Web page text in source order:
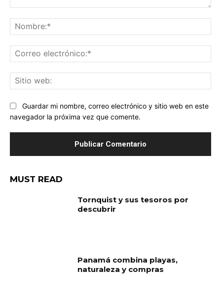
Guardar mi nombre, correo electrónico y sitio web en este
navegador la próxima vez que comente.
MUST READ
Tornquist y sus tesoros por
descubrir
Panamá combina playas,
naturaleza y compras